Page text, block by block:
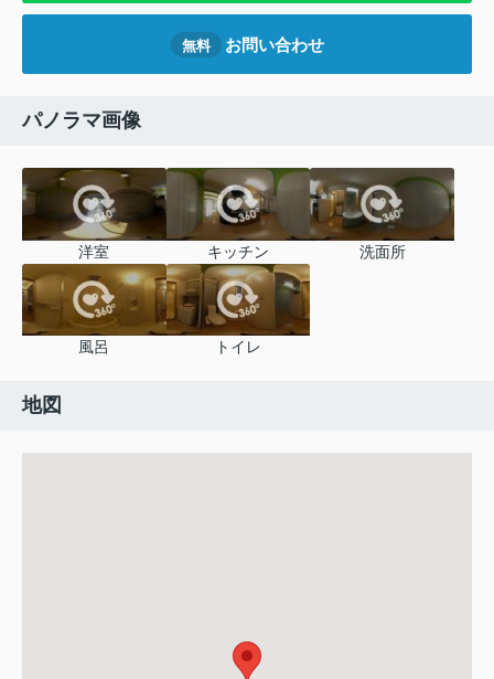
無料 お問い合わせ
パノラマ画像
洋室 キッチン 洗面所
風呂 トイレ
地図